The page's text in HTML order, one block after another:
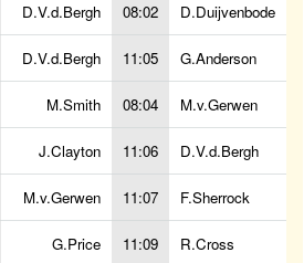
D.V.d.Bergh 08:02 D.Duijvenbode
D.V.d.Bergh 11:05 G.Anderson
M.Smith 08:04 M.v.Gerwen
J.Clayton 11:06 D.V.d.Bergh
M.v.Gerwen 11:07 F.Sherrock
G.Price 11:09 R.Cross